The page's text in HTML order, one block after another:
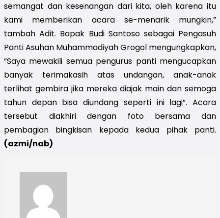
semangat dan kesenangan dari kita, oleh karena itu
kami memberikan acara se-menarik mungkin,”
tambah Adit. Bapak Budi Santoso sebagai Pengasuh
Panti Asuhan Muhammadiyah Grogol mengungkapkan,
”Saya mewakili semua pengurus panti mengucapkan
banyak terimakasih atas undangan, anak-anak
terlihat gembira jika mereka diajak main dan semoga
tahun depan bisa diundang seperti ini lagi”. Acara
tersebut diakhiri dengan foto bersama dan
(azmi/nab)